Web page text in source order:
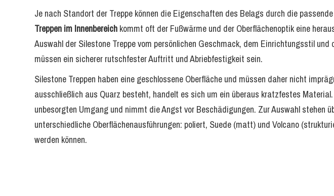
Je nach Standort der Treppe können die Eigenschaften des Belags durch die
Treppen im Innenbereichkommt oft der Fußwärme und der Oberflächenoptik eine
Auswahl der Silestone Treppe vom persönlichen Geschmack, dem Einrichtungsstil
müssen ein sicherer rutschfester Auftritt und Abriebfestigkeit sein.
Silestone Treppen haben eine geschlossene Oberfläche und müssen daher nicht
ausschließlich aus Quarz besteht, handelt es sich um ein überaus kratzfestes
unbesorgten Umgang und nimmt die Angst vor Beschädigungen. Zur Auswahl stehen
unterschiedliche Oberflächenausführungen: poliert, Suede (matt) und Volcano
werden können.